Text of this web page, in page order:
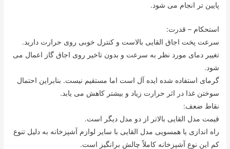
پایین تر انجام می شود.
استحکام – قدرت:
سرعت پخت اجاق القایی بالاست و کنترل خوبی روی حرارت دارید.
تغییر دمای مورد نظر به سرعت و بدون تاخیر روی اجاق گاز اعمال می
شود.
گرمای استفاده شده ایده آل است اما مستقیم نیست. بنابراین احتمال
سوختن غذا در اثر حرارت زیاد و بیشتر کاهش می یابد.
نقاط ضعف:
قیمت مدل القایی بالاتر از دو مدل دیگر است.
راه اندازی یا همسویی مدل القایی با سایر لوازم آشپزخانه به دلیل تنوع
کم این نوع آشپزخانه کاملاً چالش برانگیز است.